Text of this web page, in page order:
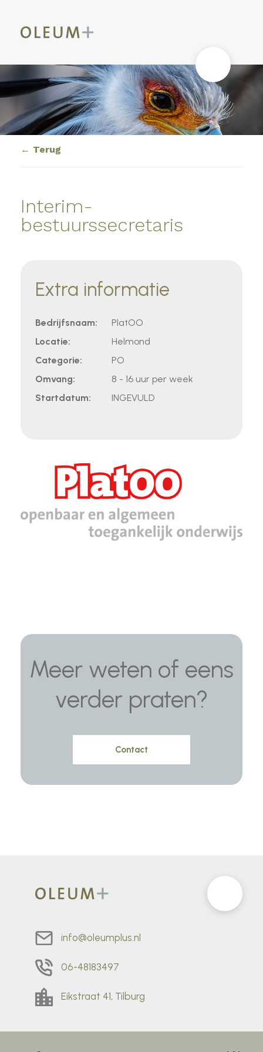
Terug
Interim-
bestuurssecretaris
Extra informatie
Bedrijfsnaam:
PlatOO
Locatie:
Helmond
Categorie:
PO
Omvang:
8 - 16 uur per week
Startdatum:
INGEVULD
Meer weten of eens
verder praten?
info@oleumplus.nl
06-48183497
Eikstraat 41, Tilburg